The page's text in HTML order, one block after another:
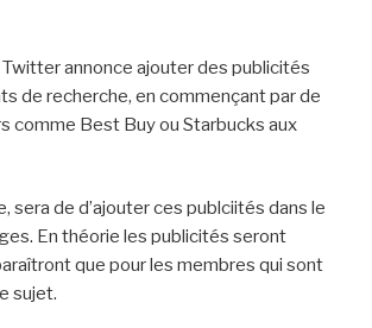
annonce ajouter des publicités
de recherche, en commençant par de
comme Best Buy ou Starbucks aux
sera de d’ajouter ces publciités dans le
En théorie les publicités seront
que pour les membres qui sont
sujet.